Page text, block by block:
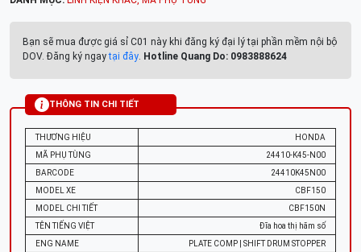
Bạn sẽ mua được giá sỉ C01 này khi đăng ký đại lý tại phần mềm nội bộ
DOV. Đăng ký ngaytại đây. Hotline Quang Do: 0983888624
THÔNG TIN CHI TIẾT
THƯƠNG HIỆU
HONDA
MÃ PHỤ TÙNG
24410-K45-N00
BARCODE
24410K45N00
MODEL XE
CBF150
MODEL CHI TIẾT
CBF150N
TÊN TIẾNG VIỆT
Đĩa hoa thị hãm số
ENG NAME
PLATE COMP | SHIFT DRUM STOPPER